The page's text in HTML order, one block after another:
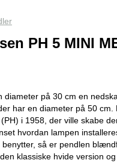
PH 5 MINI
diameter på 30 cm en
har en diameter på 50 cm.
i 1958, der ville skabe
hvordan lampen
benytter, så er pendlen
klassiske hvide version